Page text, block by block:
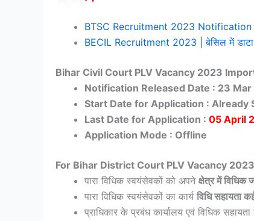
BTSC Recruitment 2023 Notification :
BECIL Recruitment 2023 | बेसिल में डाटा
Bihar Civil Court PLV Vacancy 2023
Notification Released Date : 23
Start Date for Application : Already
Last Date for Application : 05 April
Application Mode : Offline
For Bihar District Court PLV Vacancy 2023
पारा विधिक स्वयंसेवकों को अपने क्षेत्र में विधिक
पारा विधिक स्वयंसेवकों का कार्य विधि सहायता
प्राधिकार के प्रबंध कार्यालय एवं विधिक